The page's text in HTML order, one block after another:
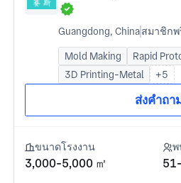
Guangdong, Chinaสมาชิกพ
Mold Making Rapid
3D Printing-Metal
+5
ส่งคำถา
ขนาดโรงงาน
3,000-5,000 ㎡
พ